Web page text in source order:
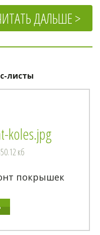
ДАЛЬШЕ >
листы
koles.jpg
кб
покрышек